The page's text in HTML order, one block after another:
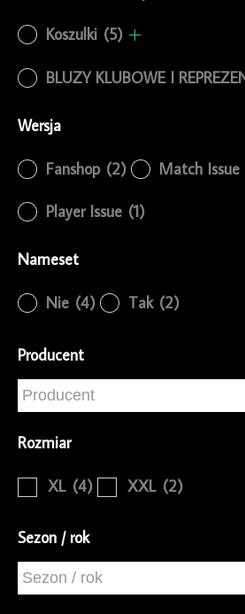
Koszulki (5)
BLUZY KLUBOWE I
Wersja
Fanshop (2) Match Issue
Player Issue (1)
Nameset
Nie (4) Tak (2)
Producent
Rozmiar
XL (4) XXL (2)
Sezon / rok